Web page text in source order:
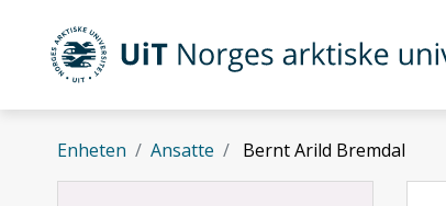
Gå til hovedinnhold
UiT Norges arktiske universitet
Enheten Ansatte Bernt Arild Bremdal